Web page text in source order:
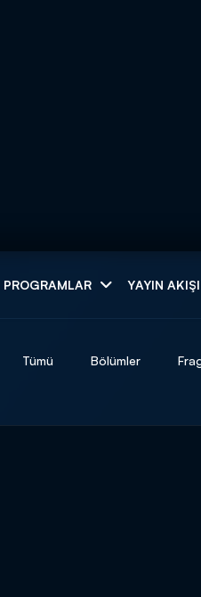
PROGRAMLAR YAYIN AKIŞI
Tümü Bölümler